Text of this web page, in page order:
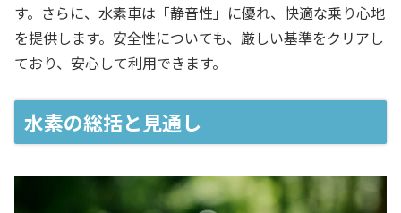
す。さらに、水素車は「静音性」に優れ、快適な乗り心地
を提供します。安全性についても、厳しい基準をクリアし
ており、安心して利用できます。
水素の総括と見通し